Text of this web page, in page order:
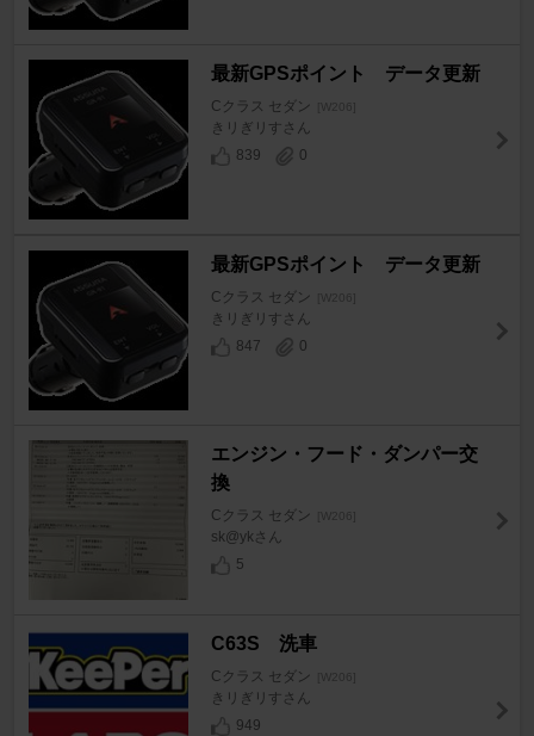
最新GPSポイント データ更新
Cクラス セダン [W206]
きリぎリすさん
839
0
最新GPSポイント データ更新
Cクラス セダン [W206]
きリぎリすさん
847
0
エンジン・フード・ダンパー交
換
Cクラス セダン [W206]
sk@ykさん
5
C63S 洗車
Cクラス セダン [W206]
きリぎリすさん
949